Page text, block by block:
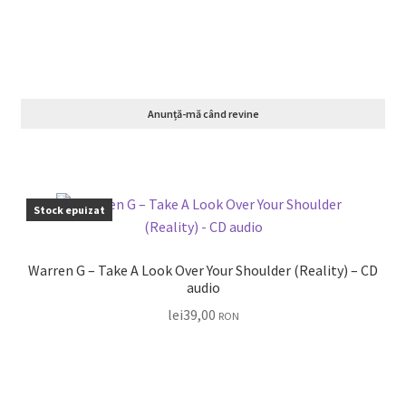
Anunță-mă când revine
Stock epuizat
Warren G – Take A Look Over Your Shoulder (Reality) – CD
audio
lei39,00 RON